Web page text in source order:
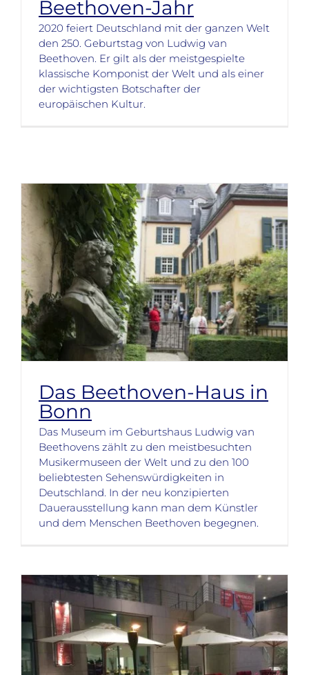
Beethoven-Jahr
2020 feiert Deutschland mit der ganzen Welt
den 250. Geburtstag von Ludwig van
Beethoven. Er gilt als der meistgespielte
klassische Komponist der Welt und als einer
der wichtigsten Botschafter der
europäischen Kultur.
Das Beethoven-Haus in
Bonn
Das Museum im Geburtshaus Ludwig van
Beethovens zählt zu den meistbesuchten
Musikermuseen der Welt und zu den 100
beliebtesten Sehenswürdigkeiten in
Deutschland. In der neu konzipierten
Dauerausstellung kann man dem Künstler
und dem Menschen Beethoven begegnen.